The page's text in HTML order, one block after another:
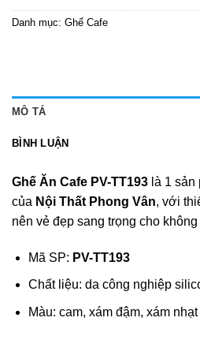
Danh mục: Ghế Cafe
MÔ TẢ
BÌNH LUẬN
Ghế Ăn Cafe PV-TT193 là 1
của Nội Thất Phong Vân, với
nên vẻ đẹp sang trọng cho
Mã SP: PV-TT193
Chất liệu: da công nghiệp
Màu: cam, xám đậm, xám nhạt